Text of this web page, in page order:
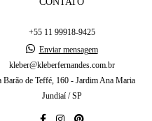
+55 11 99918-9425
Enviar mensagem
kleber@kleberfernandes.com.br
Barão de Teffé, 160 - Jardim Ana Maria
Jundiaí / SP